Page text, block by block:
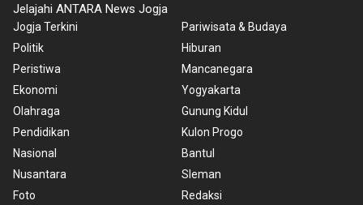
Jelajahi ANTARA News Jogja
Jogja Terkini
Politik
Peristiwa
Ekonomi
Olahraga
Pendidikan
Nasional
Nusantara
Foto
Pariwisata & Budaya
Hiburan
Mancanegara
Yogyakarta
Gunung Kidul
Kulon Progo
Bantul
Sleman
Redaksi